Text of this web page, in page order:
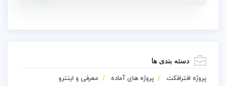
دسته بندی ها
پروژه افترافکت پروژه های آماده معرفی و اینترو